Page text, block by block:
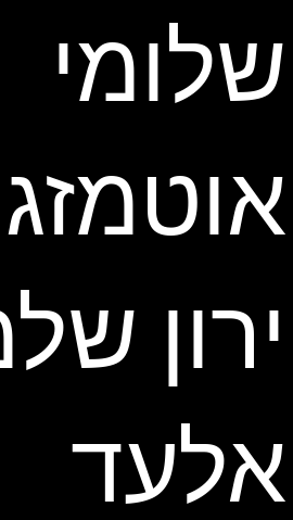
שלומי
ירון
אלעד